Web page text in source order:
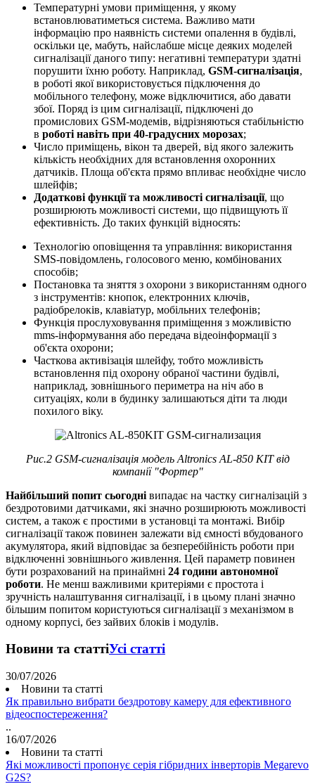
Температурні умови приміщення, у якому
встановлюватиметься система. Важливо мати
інформацію про наявність системи опалення в будівлі,
оскільки це, мабуть, найслабше місце деяких моделей
сигналізації даного типу: негативні температури здатні
порушити їхню роботу. Наприклад, GSM-сигналізація,
в роботі якої використовується підключення до
мобільного телефону, може відключитися, або давати
збої. Поряд із цим сигналізації, підключені до
промислових GSM-модемів, відрізняються стабільністю
в роботі навіть при 40-градусних морозах;
Число приміщень, вікон та дверей, від якого залежить
кількість необхідних для встановлення охоронних
датчиків. Площа об'єкта прямо впливає необхідне число
шлейфів;
Додаткові функції та можливості сигналізації, що
розширюють можливості системи, що підвищують її
ефективність. До таких функцій відносять:
Технологію оповіщення та управління: використання
SMS-повідомлень, голосового меню, комбінованих
способів;
Постановка та зняття з охорони з використанням одного
з інструментів: кнопок, електронних ключів,
радіобрелоків, клавіатур, мобільних телефонів;
Функція прослуховування приміщення з можливістю
mms-інформування або передача відеоінформації з
об'єкта охорони;
Часткова активізація шлейфу, тобто можливість
встановлення під охорону обраної частини будівлі,
наприклад, зовнішнього периметра на ніч або в
ситуаціях, коли в будинку залишаються діти та люди
похилого віку.
Рис.2 GSM-сигналізація модель Altronics AL-850 KIT від
компанії "Фортер"
Найбільший попит сьогодні випадає на частку сигналізацій з
бездротовими датчиками, які значно розширюють можливості
систем, а також є простими в установці та монтажі. Вибір
сигналізації також повинен залежати від ємності вбудованого
акумулятора, який відповідає за безперебійність роботи при
відключенні зовнішнього живлення. Цей параметр повинен
бути розрахований на принаймні 24 години автономної
роботи. Не менш важливими критеріями є простота і
зручність налаштування сигналізації, і в цьому плані значно
більшим попитом користуються сигналізації з механізмом в
одному корпусі, без зайвих блоків і модулів.
Новини та статтіУсі статті
30/07/2026
Новини та статті
Як правильно вибрати бездротову камеру для ефективного
відеоспостереження?
..
16/07/2026
Новини та статті
Які можливості пропонує серія гібридних інверторів Megarevo
G2S?